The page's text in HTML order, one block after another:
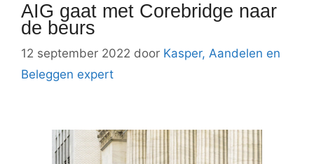
AIG gaat met Corebridge naar
de beurs
12 september 2022 door Kasper, Aandelen en
Beleggen expert